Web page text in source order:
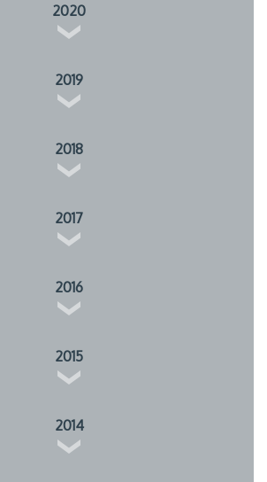
2020
2019
2018
2017
2016
2015
2014